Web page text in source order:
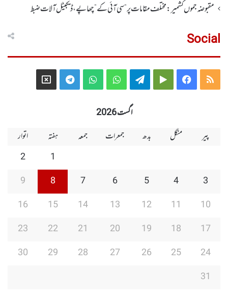
مقبوضہ جموں کشمیر:مختلف مقامات پر ”سی آئی کے” چھاپے، ڈیجیٹل آلات ضبط
Social
RSS
Facebook
Google
Telegram
WhatsApp
WhatsApp
Telegram
X
اگست 2026
پیر
منگل بدھ جمعرات جمعہ ہفتہ
اتوار
1
2
3
4
5
6
7
8
9
10
11
12
13
14
15
16
17
18
19
20
21
22
23
24
25
26
27
28
29
30
31